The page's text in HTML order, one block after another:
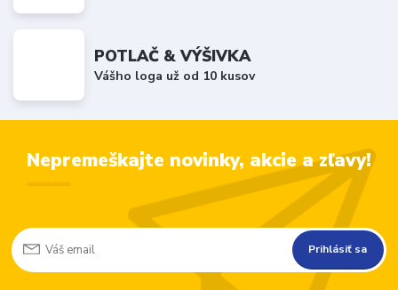
POTLAČ & VÝŠIVKA
Vášho loga už od 10 kusov
Nepremeškajte novinky, akcie a zľavy!
Prihlásiť sa